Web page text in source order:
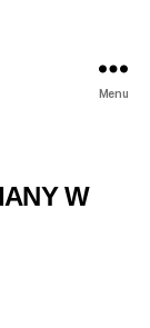
Menu
W